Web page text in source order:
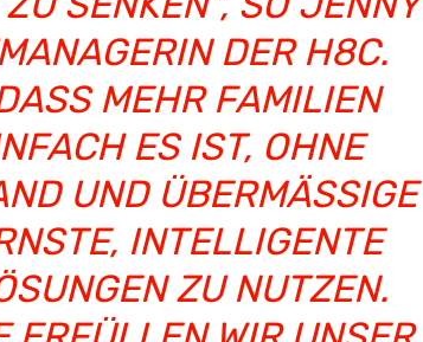
DER H8C. „
MEHR FAMILIEN S
ES IST, OHNE G
UND ÜBERMÄSSIGE KOS
INTELLIGENTE SIC
ZU NUTZEN. AUF